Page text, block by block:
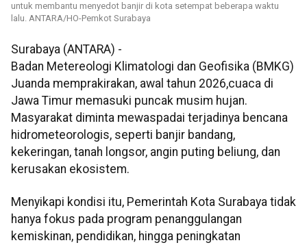
untuk membantu menyedot banjir di kota setempat beberapa waktu
lalu. ANTARA/HO-Pemkot Surabaya
Surabaya (ANTARA) -
Badan Metereologi Klimatologi dan Geofisika (BMKG)
Juanda memprakirakan, awal tahun 2026,cuaca di
Jawa Timur memasuki puncak musim hujan.
Masyarakat diminta mewaspadai terjadinya bencana
hidrometeorologis, seperti banjir bandang,
kekeringan, tanah longsor, angin puting beliung, dan
kerusakan ekosistem.
Menyikapi kondisi itu, Pemerintah Kota Surabaya tidak
hanya fokus pada program penanggulangan
kemiskinan, pendidikan, hingga peningkatan